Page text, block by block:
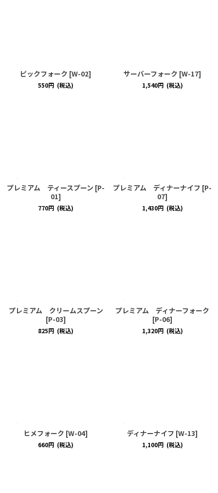
ピックフォーク [W-02]
550円 (税込)
サーバーフォーク [W-17]
1,540円 (税込)
プレミアム ティースプーン [P-
01]
770円 (税込)
プレミアム ディナーナイフ [P-
07]
1,430円 (税込)
プレミアム クリームスプーン
[P-03]
825円 (税込)
プレミアム ディナーフォーク
[P-06]
1,320円 (税込)
ヒメフォーク [W-04]
660円 (税込)
ディナーナイフ [W-13]
1,100円 (税込)